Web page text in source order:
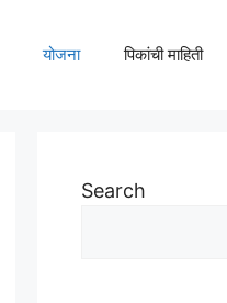
योजना पिकांची माहिती
Search